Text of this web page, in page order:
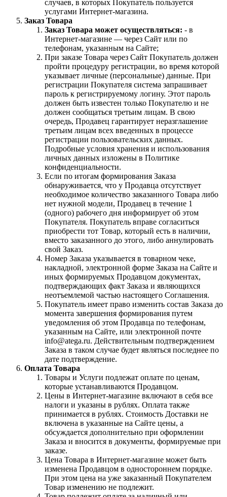
случаев, в которых Покупатель пользуется
услугами Интернет-магазина.
Заказ Товара
Заказ Товара может осуществляться: - в
Интернет-магазине — через Сайт или по
телефонам, указанным на Сайте;
При заказе Товара через Сайт Покупатель должен
пройти процедуру регистрации, во время которой
указывает личные (персональные) данные. При
регистрации Покупателя система запрашивает
пароль к регистрируемому логину. Этот пароль
должен быть известен только Покупателю и не
должен сообщаться третьим лицам. В свою
очередь, Продавец гарантирует неразглашение
третьим лицам всех введенных в процессе
регистрации пользовательских данных.
Подробные условия хранения и использования
личных данных изложены в Политике
конфиденциальности.
Если по итогам формирования Заказа
обнаруживается, что у Продавца отсутствует
необходимое количество заказанного Товара либо
нет нужной модели, Продавец в течение 1
(одного) рабочего дня информирует об этом
Покупателя. Покупатель вправе согласиться
приобрести тот Товар, который есть в наличии,
вместо заказанного до этого, либо аннулировать
свой Заказ.
Номер Заказа указывается в товарном чеке,
накладной, электронной форме Заказа на Сайте и
иных формируемых Продавцом документах,
подтверждающих факт Заказа и являющихся
неотъемлемой частью настоящего Соглашения.
Покупатель имеет право изменить состав Заказа до
момента завершения формирования путем
уведомления об этом Продавца по телефонам,
указанным на Сайте, или электронной почте
info@atega.ru. Действительным подтверждением
Заказа в таком случае будет являться последнее по
дате подтверждение.
Оплата Товара
Товары и Услуги подлежат оплате по ценам,
которые устанавливаются Продавцом.
Цены в Интернет-магазине включают в себя все
налоги и указаны в рублях. Оплата также
принимается в рублях. Стоимость Доставки не
включена в указанные на Сайте цены, а
обсуждается дополнительно при оформлении
Заказа и вносится в документы, формируемые при
заказе.
Цена Товара в Интернет-магазине может быть
изменена Продавцом в одностороннем порядке.
При этом цена на уже заказанный Покупателем
Товар изменению не подлежит.